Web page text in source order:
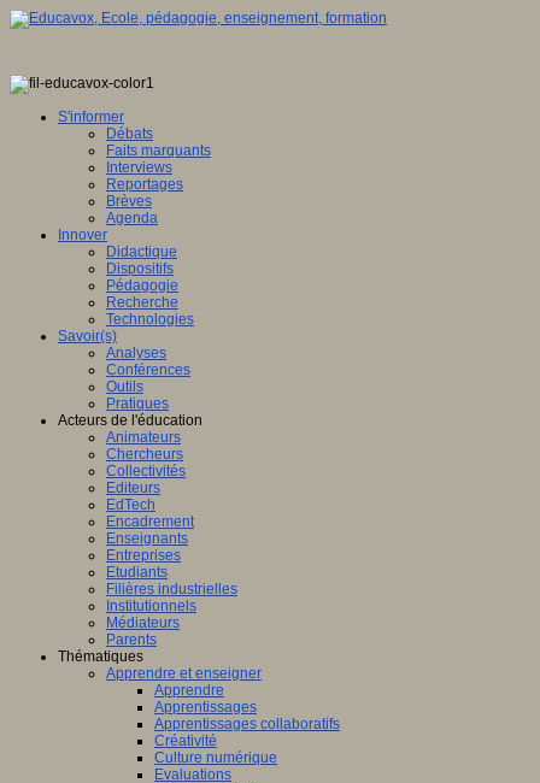
S'informer
Débats
Faits marquants
Interviews
Reportages
Brèves
Agenda
Innover
Didactique
Dispositifs
Pédagogie
Recherche
Technologies
Savoir(s)
Analyses
Conférences
Outils
Pratiques
Acteurs de l'éducation
Animateurs
Chercheurs
Collectivités
Editeurs
EdTech
Encadrement
Enseignants
Entreprises
Etudiants
Filières industrielles
Institutionnels
Médiateurs
Parents
Thématiques
Apprendre et enseigner
Apprendre
Apprentissages
Apprentissages collaboratifs
Créativité
Culture numérique
Evaluations